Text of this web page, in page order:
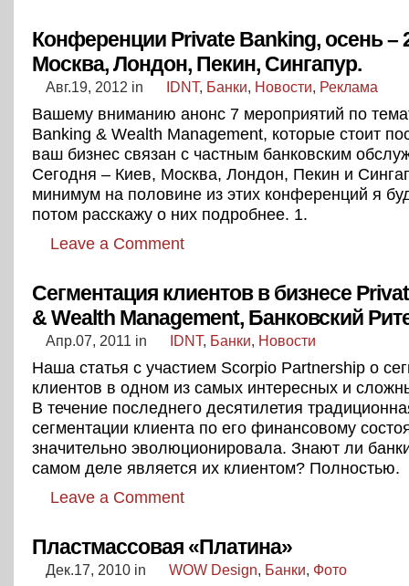
Конференции Private Banking, осень –
Москва, Лондон, Пекин, Сингапур.
Авг.19, 2012 in IDNT, Банки, Новости, Реклама
Вашему вниманию анонс 7 мероприятий по
Banking & Wealth Management, которые стоит
ваш бизнес связан с частным банковским
Сегодня – Киев, Москва, Лондон, Пекин и
минимум на половине из этих конференций я
потом расскажу о них подробнее. 1.
Leave a Comment
Сегментация клиентов в бизнесе
& Wealth Management, Банковский
Апр.07, 2011 in IDNT, Банки, Новости
Наша статья с участием Scorpio Partnership o
клиентов в одном из самых интересных и
В течение последнего десятилетия
сегментации клиента по его финансовому
значительно эволюционировала. Знают ли
самом деле является их клиентом? Полностью.
Leave a Comment
Пластмассовая «Платина»
Дек.17, 2010 in WOW Design, Банки, Фото